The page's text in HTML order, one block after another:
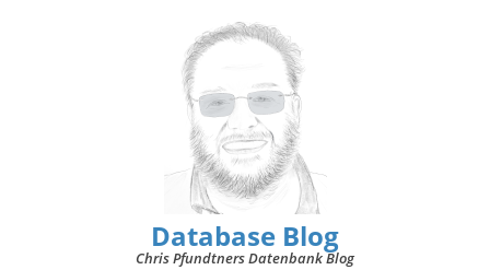
Database Blog
Chris Pfundtners Datenbank Blog